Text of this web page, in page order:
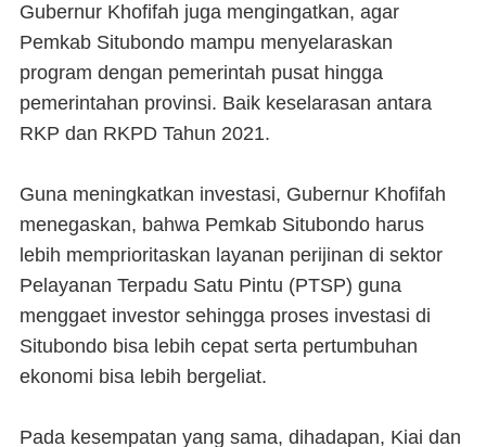
Gubernur Khofifah juga mengingatkan, agar
Pemkab Situbondo mampu menyelaraskan
program dengan pemerintah pusat hingga
pemerintahan provinsi. Baik keselarasan antara
RKP dan RKPD Tahun 2021.
Guna meningkatkan investasi, Gubernur Khofifah
menegaskan, bahwa Pemkab Situbondo harus
lebih memprioritaskan layanan perijinan di sektor
Pelayanan Terpadu Satu Pintu (PTSP) guna
menggaet investor sehingga proses investasi di
Situbondo bisa lebih cepat serta pertumbuhan
ekonomi bisa lebih bergeliat.
Pada kesempatan yang sama, dihadapan, Kiai dan